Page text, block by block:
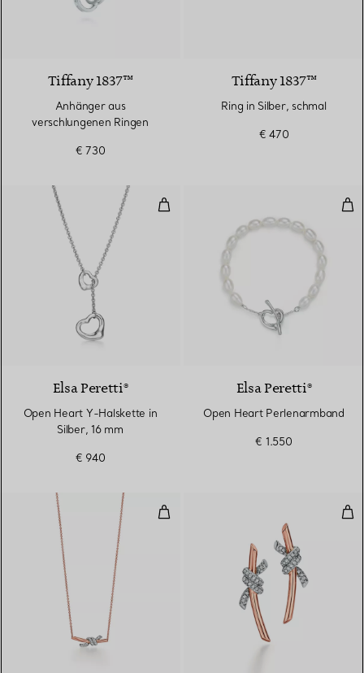
Tiffany 1837™
Anhänger aus
verschlungenen Ringen
€ 730
Tiffany 1837™
Ring in Silber, schmal
€ 470
Open Heart Y-Halskette in
Elsa Peretti®
Open Heart Y-Halskette in
Silber, 16 mm
€ 940
Elsa Peretti®
Open Heart Perlenarmband
€ 1.550
Kleiner Anhänger in Roségold